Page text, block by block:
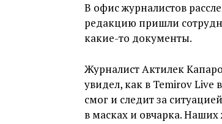
В офис журналистов
редакцию пришли
какие-то документы.
Журналист Актилек
увидел, как в Temirov Live
смог и следит за
в масках и овчарка. Наших